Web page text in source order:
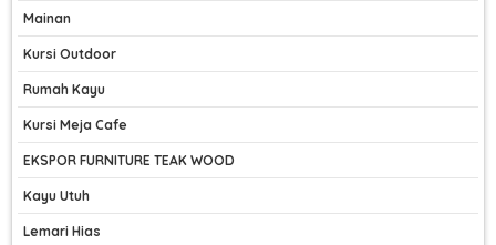
Mainan
Kursi Outdoor
Rumah Kayu
Kursi Meja Cafe
EKSPOR FURNITURE TEAK WOOD
Kayu Utuh
Lemari Hias